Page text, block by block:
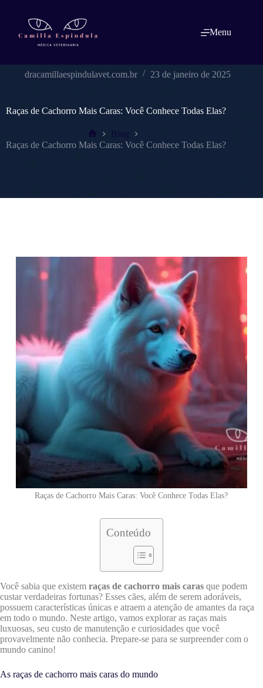
conteúdo
Menu
dracamillaespindulavet.com.br 23 de janeiro de 2025
Raças de Cachorro Mais Caras: Você Conhece Todas Elas?
Home
Blog
Raças de Cachorro Mais Caras: Você Conhece Todas Elas?
Raças de Cachorro Mais Caras: Você Conhece Todas Elas?
Conteúdo
Você sabia que existem raças de cachorro mais caras que podem
custar verdadeiras fortunas? Esses cães, além de serem adoráveis,
possuem características únicas e atraem a atenção de amantes da raça
em todo o mundo. Neste artigo, vamos explorar as raças mais
luxuosas, seu custo de manutenção e curiosidades que você
provavelmente não conhecia. Prepare-se para se surpreender com o
mundo canino!
As raças de cachorro mais caras do mundo